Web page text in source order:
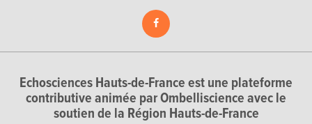
Echosciences Hauts-de-France est une plateforme
contributive animée par Ombelliscience avec le
soutien de la Région Hauts-de-France